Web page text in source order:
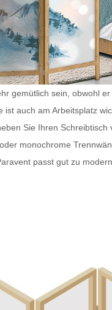
gemütlich sein, obwohl
auch am Arbeitsplatz
Sie Ihren
monochrome
passt gut zu